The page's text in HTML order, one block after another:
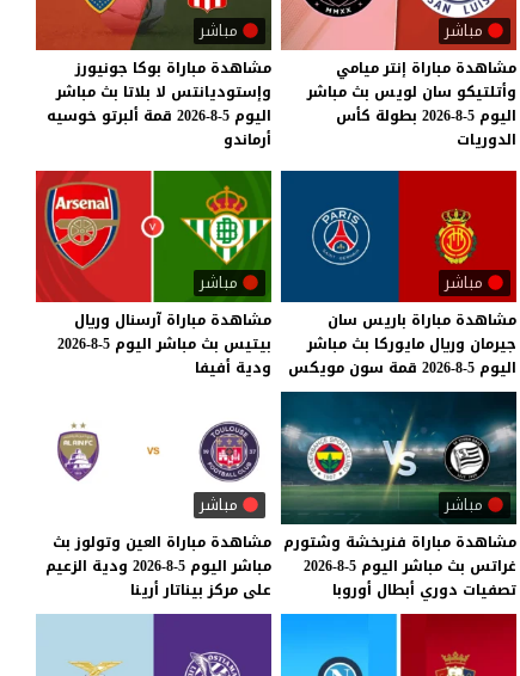
مباشر
مشاهدة مباراة إنتر ميامي
وأتلتيكو سان لويس بث مباشر
اليوم 5-8-2026 بطولة كأس
الدوريات
مباشر
مشاهدة مباراة بوكا جونيورز
وإستوديانتس لا بلاتا بث مباشر
اليوم 5-8-2026 قمة ألبرتو خوسيه
أرماندو
مباشر
مشاهدة مباراة باريس سان
جيرمان وريال مايوركا بث مباشر
اليوم 5-8-2026 قمة سون مويكس
مباشر
مشاهدة مباراة آرسنال وريال
بيتيس بث مباشر اليوم 5-8-2026
ودية أفيفا
مباشر
مشاهدة مباراة فنربخشة وشتورم
غراتس بث مباشر اليوم 5-8-2026
تصفيات دوري أبطال أوروبا
مباشر
مشاهدة مباراة العين وتولوز بث
مباشر اليوم 5-8-2026 ودية الزعيم
على مركز بيناتار أرينا